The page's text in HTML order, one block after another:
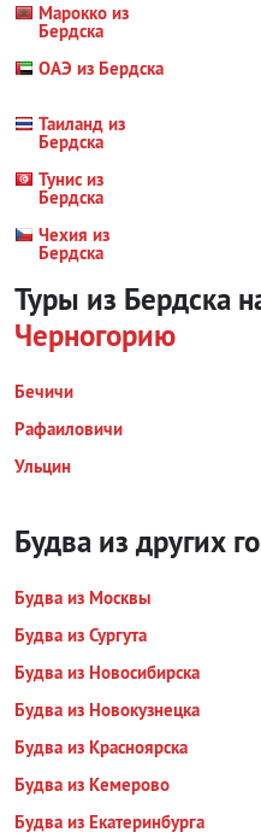
Марокко из
Бердска
ОАЭ из Бердска
Таиланд из
Бердска
Тунис из
Бердска
Чехия из
Бердска
Туры из Бердска
Черногорию
Бечичи
Рафаиловичи
Ульцин
Будва из других
Будва из Москвы
Будва из Сургута
Будва из Новосибирска
Будва из Новокузнецка
Будва из Красноярска
Будва из Кемерово
Будва из Екатеринбурга